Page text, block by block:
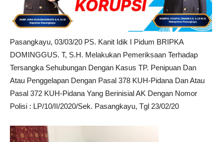
Pasangkayu, 03/03/20 PS. Kanit Idik I Pidum BRIPKA
DOMINGGUS. T, S.H. Melakukan Pemeriksaan Terhadap
Tersangka Sehubungan Dengan Kasus TP. Penipuan Dan
Atau Penggelapan Dengan Pasal 378 KUH-Pidana Dan Atau
Pasal 372 KUH-Pidana Yang Berinisial AK Dengan Nomor
Polisi : LP/10/II/2020/Sek. Pasangkayu, Tgl 23/02/20